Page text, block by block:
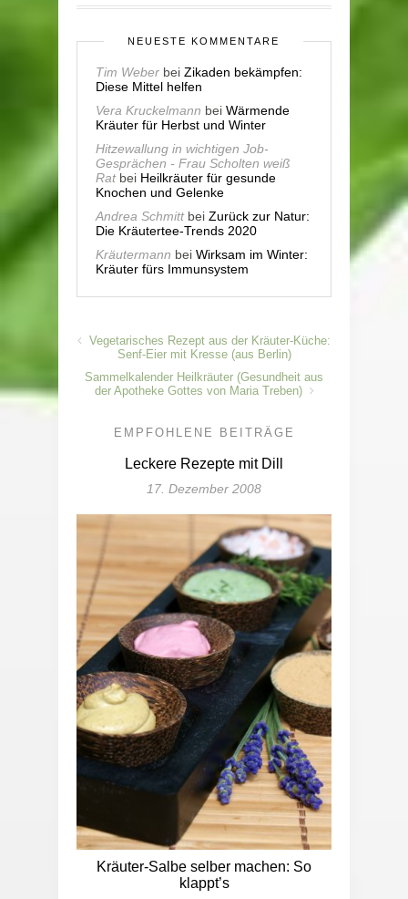
NEUESTE KOMMENTARE
Tim Weber bei Zikaden bekämpfen:
Diese Mittel helfen
Vera Kruckelmann bei Wärmende
Kräuter für Herbst und Winter
Hitzewallung in wichtigen Job-
Gesprächen - Frau Scholten weiß
Ratbei Heilkräuter für gesunde
Knochen und Gelenke
Andrea Schmittbei Zurück zur Natur:
Die Kräutertee-Trends 2020
Kräutermann bei Wirksam im Winter:
Kräuter fürs Immunsystem
Vegetarisches Rezept aus der Kräuter-Küche:
Senf-Eier mit Kresse (aus Berlin)
Sammelkalender Heilkräuter (Gesundheit aus
der Apotheke Gottes von Maria Treben)
EMPFOHLENE BEITRÄGE
Leckere Rezepte mit Dill
17. Dezember 2008
Kräuter-Salbe selber machen: So
klappt’s